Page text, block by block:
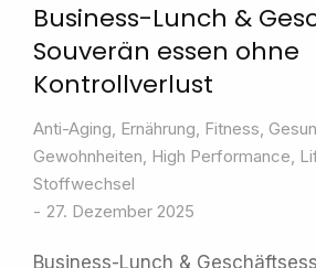
Business-Lunch &
Souverän essen ohne
Kontrollverlust
Anti-Aging, Ernährung, Fitness,
Gewohnheiten, High Performance,
Stoffwechsel
27. Dezember 2025
Business-Lunch &